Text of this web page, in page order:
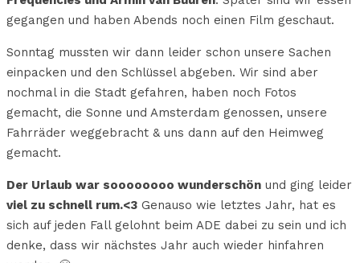
gegangen und haben Abends noch einen Film geschaut.
Sonntag mussten wir dann leider schon unsere Sachen
einpacken und den Schlüssel abgeben. Wir sind aber
nochmal in die Stadt gefahren, haben noch Fotos
gemacht, die Sonne und Amsterdam genossen, unsere
Fahrräder weggebracht & uns dann auf den Heimweg
gemacht.
Der Urlaub war soooooooo wunderschön und ging leider
viel zu schnell rum.<3 Genauso wie letztes Jahr, hat es
sich auf jeden Fall gelohnt beim ADE dabei zu sein und ich
denke, dass wir nächstes Jahr auch wieder hinfahren